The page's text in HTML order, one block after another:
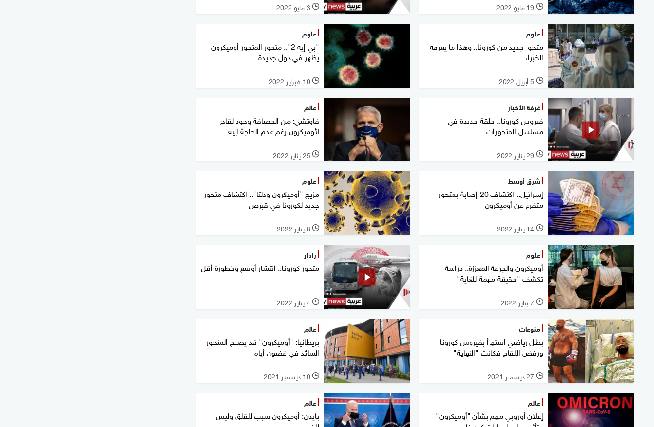
l 19 مايو 2022 l 3 مايو 2022
علوم
متحور جديد من كورونا.. وهذا ما يعرفه
الخبراء
l 5 أبريل 2022
علوم
"بي إيه 2".. متحور المتحور أوميكرون
يظهر في دول جديدة
l 10 فبراير 2022
غرفة الأخبار
فيروس كورونا.. حلقة جديدة في
مسلسل المتحورات
l 29 يناير 2022
عالم
فاوتشي: من الحصافة وجود لقاح
لأوميكرون رغم عدم الحاجة إليه
l 25 يناير 2022
شرق أوسط
إسرائيل.. اكتشاف 20 إصابة بمتحور
متفرع عن أوميكرون
l 14 يناير 2022
علوم
مزيج "أوميكرون ودلتا".. اكتشاف متحور
جديد لكورونا في قبرص
l 8 يناير 2022
علوم
أوميكرون والجرعة المعززة.. دراسة
تكشف "حقيقة مهمة للغاية"
l 7 يناير 2022
رادار
متحور كورونا.. انتشار أوسع وخطورة أقل
l 4 يناير 2022
منوعات
بطل رياضي استهزأ بفيروس كورونا
ورفض اللقاح فكانت "النهاية"
l 27 ديسمبر 2021
عالم
بريطانيا: "أوميكرون" قد يصبح المتحور
السائد في غضون أيام
l 10 ديسمبر 2021
عالم
إعلان أوروبي مهم بشأن "أوميكرون"
عالم
بايدن: أوميكرون سبب للقلق وليس